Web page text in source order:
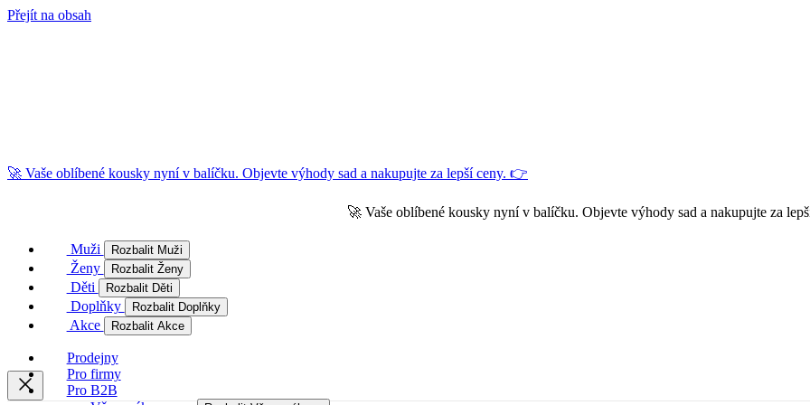
Přejít na obsah
🚀 Vaše oblíbené kousky nyní v balíčku. Objevte výhody sad a nakupujte za lepší ceny. 👉
🚀 Vaše oblíbené kousky nyní v balíčku. Objevte výhody sad a nakupujte za
Muži Rozbalit Muži
Ženy Rozbalit Ženy
Děti Rozbalit Děti
Doplňky Rozbalit Doplňky
Akce Rozbalit Akce
Prodejny
Pro firmy
Pro B2B